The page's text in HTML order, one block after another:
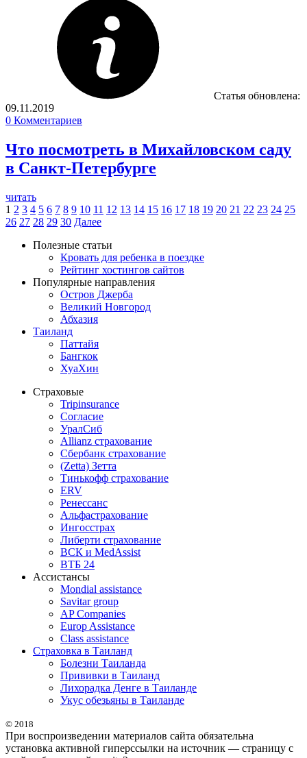
Статья обновлена:
09.11.2019
0 Комментариев
Что посмотреть в Михайловском саду
в Санкт-Петербурге
читать
1 2 3 4 5 6 7 8 9 10 11 12 13 14 15 16 17 18 19 20 21 22 23 24 25
26 27 28 29 30 Далее
Полезные статьи
Кровать для ребенка в поездке
Рейтинг хостингов сайтов
Популярные направления
Остров Джерба
Великий Новгород
Абхазия
Таиланд
Паттайя
Бангкок
ХуаХин
Страховые
Tripinsurance
Согласие
УралСиб
Allianz страхование
Сбербанк страхование
(Zetta) Зетта
Тинькофф страхование
ERV
Ренессанс
Альфастрахование
Ингосстрах
Либерти страхование
ВСК и MedAssist
ВТБ 24
Ассистансы
Mondial assistance
Savitar group
AP Companies
Europ Assistance
Class assistance
Страховка в Таиланд
Болезни Таиланда
Прививки в Таиланд
Лихорадка Денге в Таиланде
Укус обезьяны в Таиланде
© 2018
При воспроизведении материалов сайта обязательна
установка активной гиперссылки на источник — страницу с